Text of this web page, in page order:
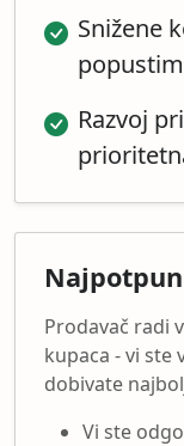
Snižene
Razvoj
Prodavač radi
kupaca - vi ste
dobivate
Vi ste